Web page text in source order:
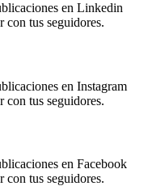
en Linkedin
con tus seguidores.
en Instagram
con tus seguidores.
en Facebook
con tus seguidores.